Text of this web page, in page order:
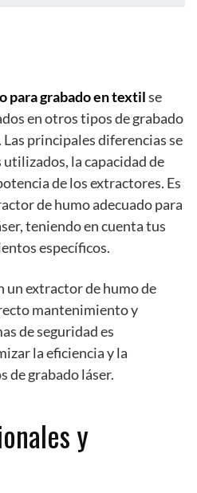
para grabado en textilse
en otros tipos de grabado
principales diferencias se
la capacidad de
de los extractores. Es
de humo adecuado para
teniendo en cuenta tus
específicos.
un extractor de humo de
mantenimiento y
de seguridad es
la eficiencia y la
de grabado láser.
y